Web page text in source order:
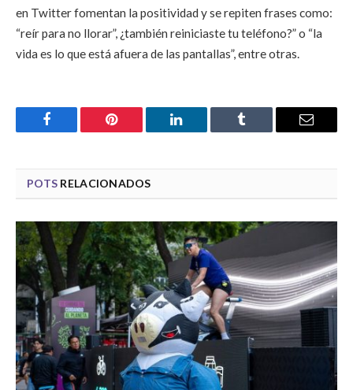
en Twitter fomentan la positividad y se repiten frases como:
“reír para no llorar”, ¿también reiniciaste tu teléfono?” o “la
vida es lo que está afuera de las pantallas”, entre otras.
Facebook Pinterest LinkedIn Tumblr Email
POTS RELACIONADOS